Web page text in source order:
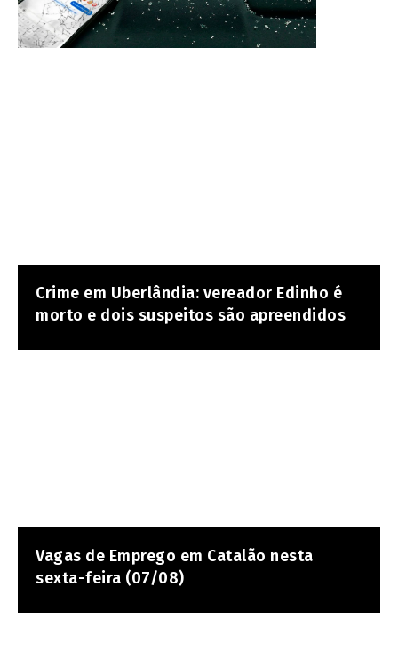
Crime em Uberlândia: vereador Edinho é
morto e dois suspeitos são apreendidos
Vagas de Emprego em Catalão nesta
sexta-feira (07/08)